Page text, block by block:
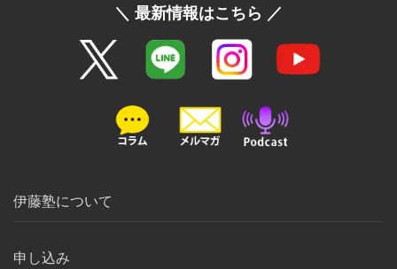
＼ 最新情報はこちら ／
伊藤塾について
申し込み